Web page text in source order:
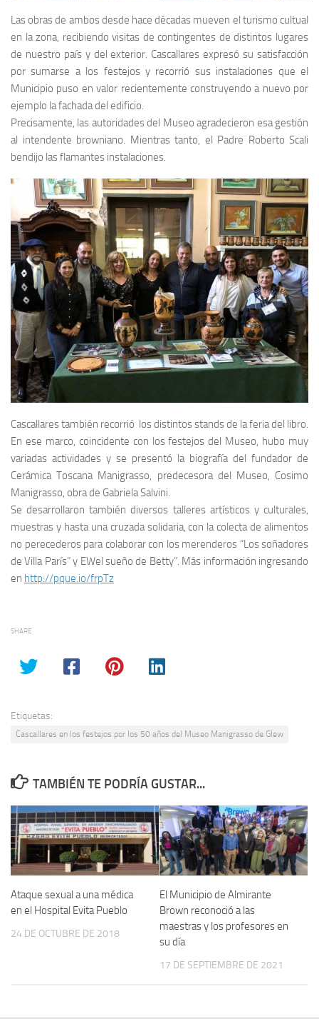
Las obras de ambos desde hace décadas mueven el turismo cultual
en la zona, recibiendo visitas de contingentes de distintos lugares
de nuestro país y del exterior. Cascallares expresó su satisfacción
por sumarse a los festejos y recorrió sus instalaciones que el
Municipio puso en valor recientemente construyendo a nuevo por
ejemplo la fachada del edificio.
Precisamente, las autoridades del Museo agradecieron esa gestión
al intendente browniano. Mientras tanto, el Padre Roberto Scali
bendijo las flamantes instalaciones.
Cascallares también recorrió los distintos stands de la feria del libro.
En ese marco, coincidente con los festejos del Museo, hubo muy
variadas actividades y se presentó la biografía del fundador de
Cerámica Toscana Manigrasso, predecesora del Museo, Cosimo
Manigrasso, obra de Gabriela Salvini.
Se desarrollaron también diversos talleres artísticos y culturales,
muestras y hasta una cruzada solidaria, con la colecta de alimentos
no perecederos para colaborar con los merenderos “Los soñadores
de Villa París” y EWel sueño de Betty”. Más información ingresando
en http://pque.io/frpTz
SHARE
Etiquetas:
Cascallares en los festejos por los 50 años del Museo Manigrasso de Glew
TAMBIÉN TE PODRÍA GUSTAR...
Ataque sexual a una médica
en el Hospital Evita Pueblo
24 DE OCTUBRE DE 2018
El Municipio de Almirante
Brown reconoció a las
maestras y los profesores en
su día
17 DE SEPTIEMBRE DE 2021